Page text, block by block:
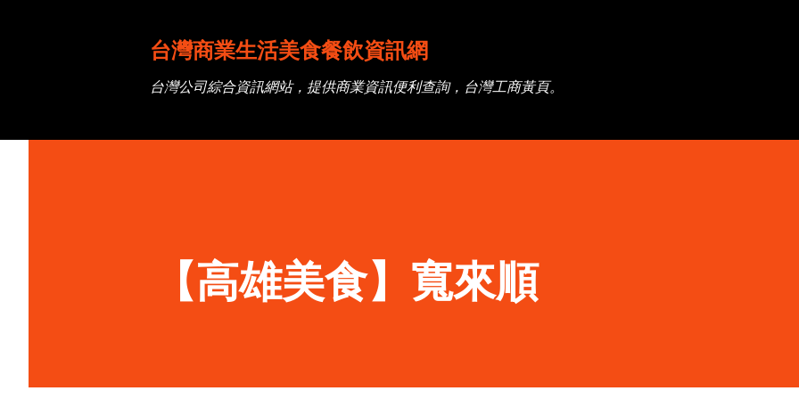
台灣商業生活美食餐飲資訊網
台灣公司綜合資訊網站，提供商業資訊便利查詢，台灣工商黃頁。
【高雄美食】寬來順